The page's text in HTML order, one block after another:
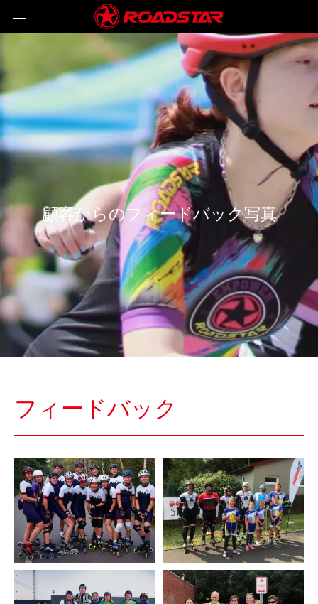
顧客からのフィードバック写真
フィードバック